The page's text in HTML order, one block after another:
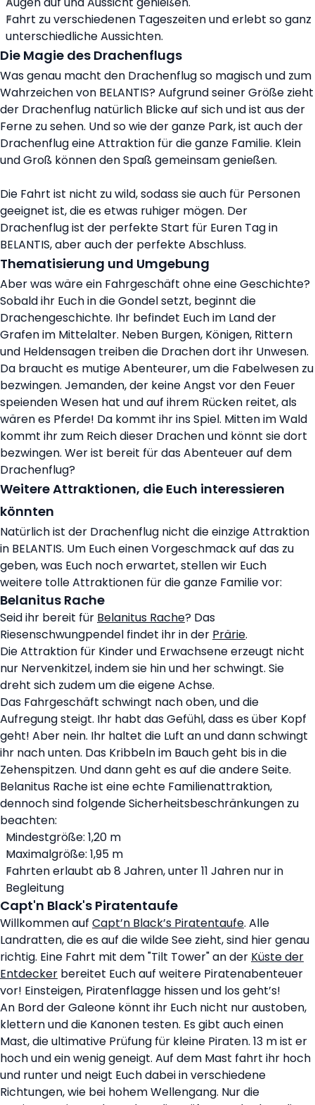
Fahrt zu verschiedenen Tageszeiten und erlebt so ganz
unterschiedliche Aussichten.
Die Magie des Drachenflugs
Was genau macht den Drachenflug so magisch und zum
Wahrzeichen von BELANTIS? Aufgrund seiner Größe zieht
der Drachenflug natürlich Blicke auf sich und ist aus der
Ferne zu sehen. Und so wie der ganze Park, ist auch der
Drachenflug eine Attraktion für die ganze Familie. Klein
und Groß können den Spaß gemeinsam genießen.
Die Fahrt ist nicht zu wild, sodass sie auch für Personen
geeignet ist, die es etwas ruhiger mögen. Der
Drachenflug ist der perfekte Start für Euren Tag in
BELANTIS, aber auch der perfekte Abschluss.
Thematisierung und Umgebung
Aber was wäre ein Fahrgeschäft ohne eine Geschichte?
Sobald ihr Euch in die Gondel setzt, beginnt die
Drachengeschichte. Ihr befindet Euch im Land der
Grafen im Mittelalter. Neben Burgen, Königen, Rittern
und Heldensagen treiben die Drachen dort ihr Unwesen.
Da braucht es mutige Abenteurer, um die Fabelwesen zu
bezwingen. Jemanden, der keine Angst vor den Feuer
speienden Wesen hat und auf ihrem Rücken reitet, als
wären es Pferde! Da kommt ihr ins Spiel. Mitten im Wald
kommt ihr zum Reich dieser Drachen und könnt sie dort
bezwingen. Wer ist bereit für das Abenteuer auf dem
Drachenflug?
Weitere Attraktionen, die Euch interessieren
könnten
Natürlich ist der Drachenflug nicht die einzige Attraktion
in BELANTIS. Um Euch einen Vorgeschmack auf das zu
geben, was Euch noch erwartet, stellen wir Euch
weitere tolle Attraktionen für die ganze Familie vor:
Belanitus Rache
Seid ihr bereit für Belanitus Rache? Das
Riesenschwungpendel findet ihr in der Prärie.
Die Attraktion für Kinder und Erwachsene erzeugt nicht
nur Nervenkitzel, indem sie hin und her schwingt. Sie
dreht sich zudem um die eigene Achse.
Das Fahrgeschäft schwingt nach oben, und die
Aufregung steigt. Ihr habt das Gefühl, dass es über Kopf
geht! Aber nein. Ihr haltet die Luft an und dann schwingt
ihr nach unten. Das Kribbeln im Bauch geht bis in die
Zehenspitzen. Und dann geht es auf die andere Seite.
Belanitus Rache ist eine echte Familienattraktion,
dennoch sind folgende Sicherheitsbeschränkungen zu
beachten:
Mindestgröße: 1,20 m
Maximalgröße: 1,95 m
Fahrten erlaubt ab 8 Jahren, unter 11 Jahren nur in
Begleitung
Capt'n Black's Piratentaufe
Willkommen auf Capt’n Black’s Piratentaufe. Alle
Landratten, die es auf die wilde See zieht, sind hier genau
richtig. Eine Fahrt mit dem "Tilt Tower" an der Küste der
Entdecker bereitet Euch auf weitere Piratenabenteuer
vor! Einsteigen, Piratenflagge hissen und los geht’s!
An Bord der Galeone könnt ihr Euch nicht nur austoben,
klettern und die Kanonen testen. Es gibt auch einen
Mast, die ultimative Prüfung für kleine Piraten. 13 m ist er
hoch und ein wenig geneigt. Auf dem Mast fahrt ihr hoch
und runter und neigt Euch dabei in verschiedene
Richtungen, wie bei hohem Wellengang. Nur die